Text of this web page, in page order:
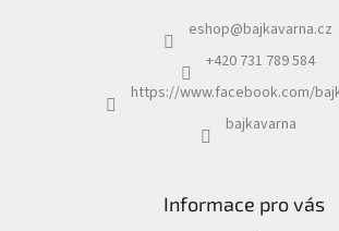
eshop@bajkavarna.cz
+420 731 789 584
https://www.facebook.com/
bajkavarna
Informace pro vás